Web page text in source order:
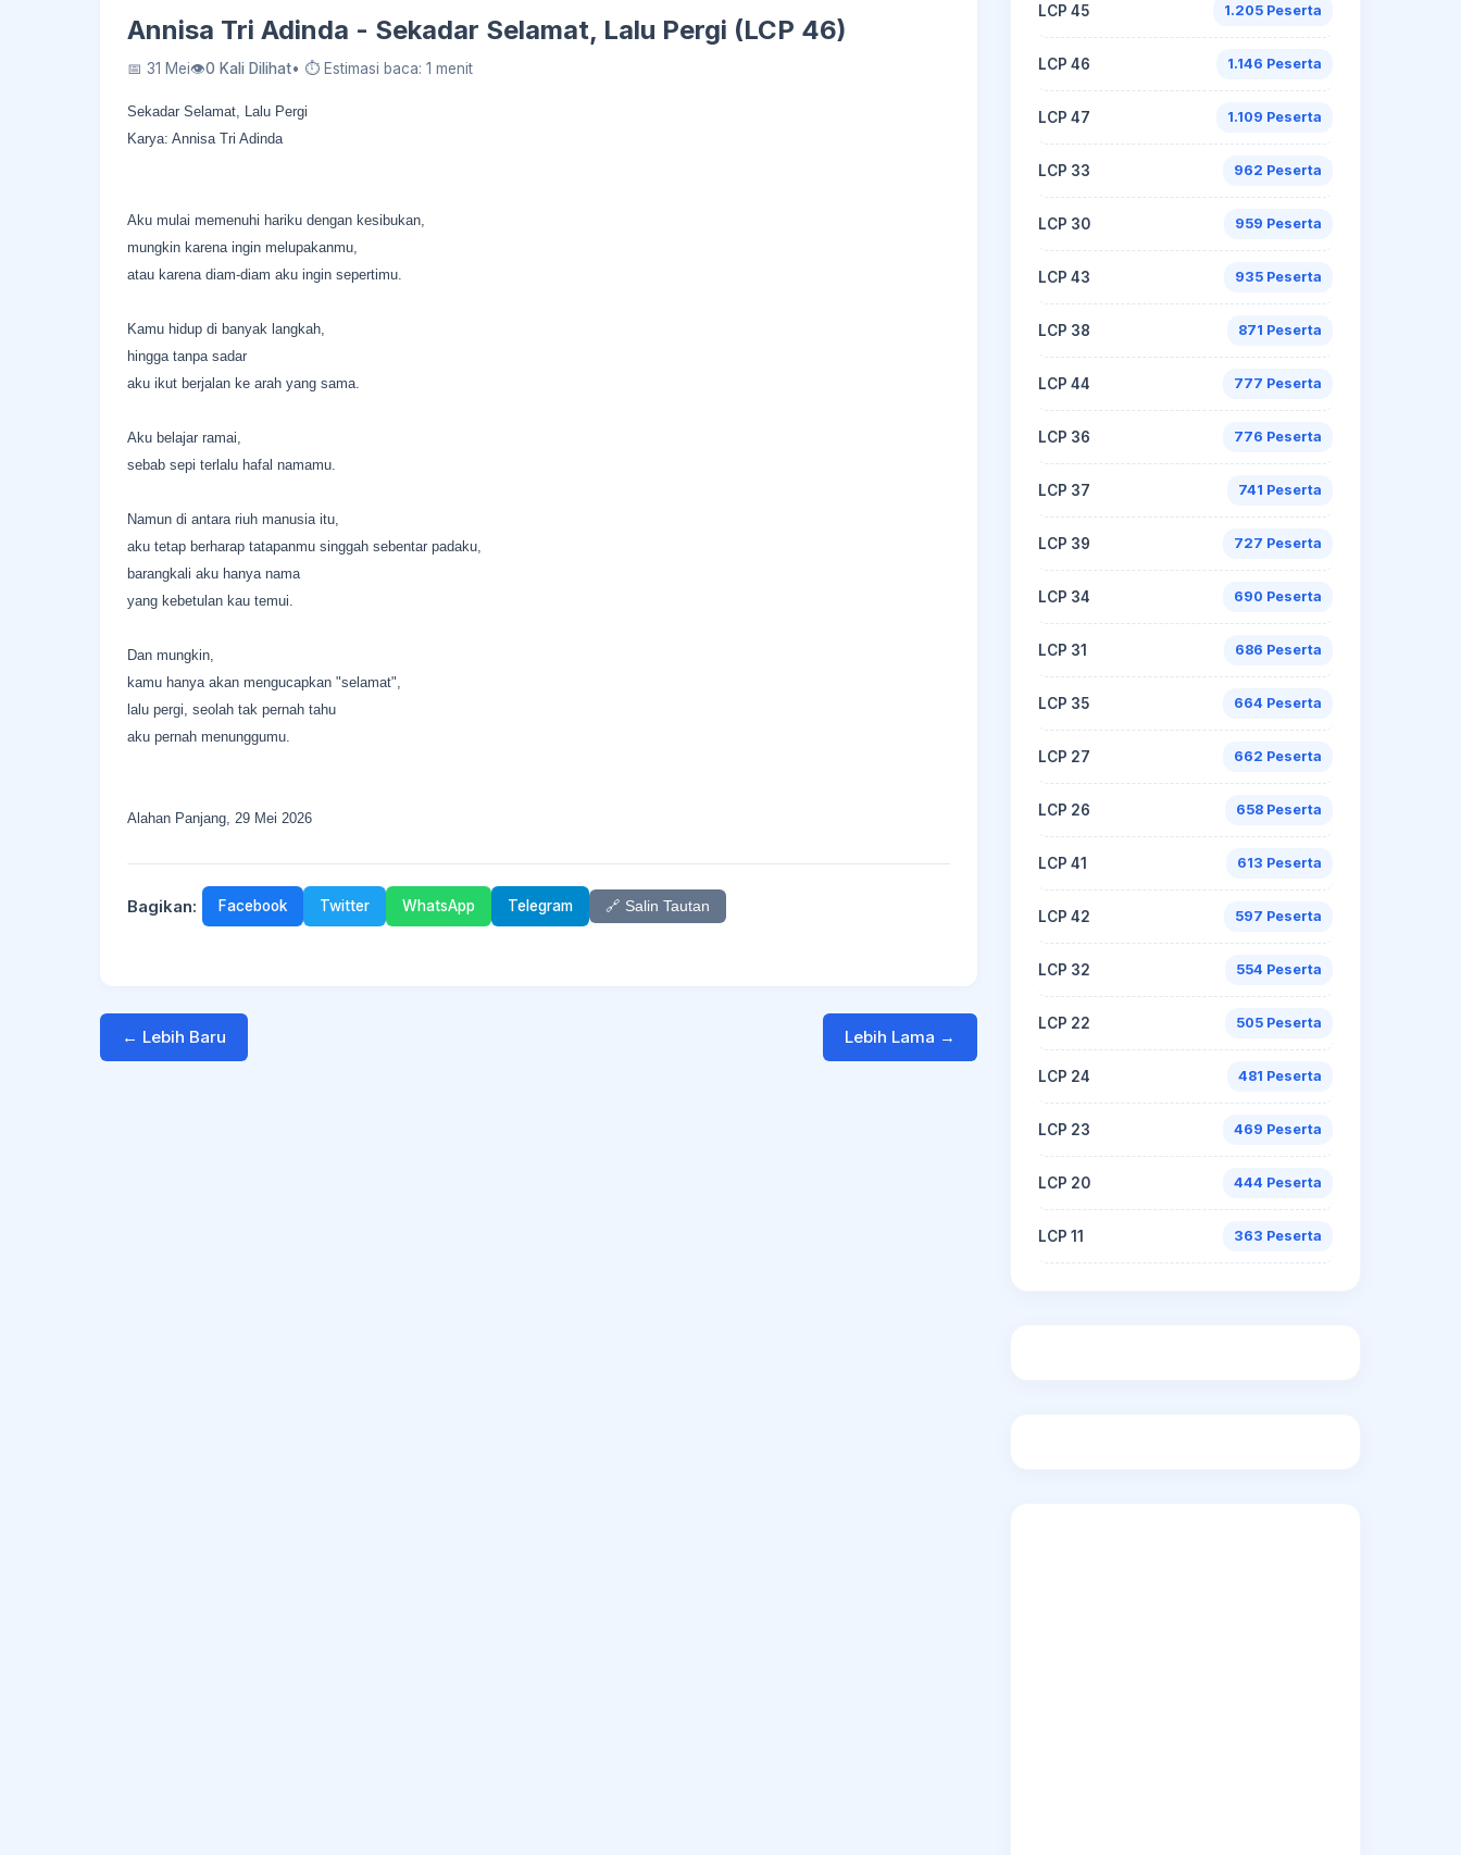
Annisa Tri Adinda - Sekadar Selamat, Lalu Pergi (LCP 46)
📅 31 Mei👁0 Kali Dilihat• ⏱ Estimasi baca: 1 menit
Sekadar Selamat, Lalu Pergi
Karya: Annisa Tri Adinda
Aku mulai memenuhi hariku dengan kesibukan,
mungkin karena ingin melupakanmu,
atau karena diam-diam aku ingin sepertimu.
Kamu hidup di banyak langkah,
hingga tanpa sadar
aku ikut berjalan ke arah yang sama.
Aku belajar ramai,
sebab sepi terlalu hafal namamu.
Namun di antara riuh manusia itu,
aku tetap berharap tatapanmu singgah sebentar padaku,
barangkali aku hanya nama
yang kebetulan kau temui.
Dan mungkin,
kamu hanya akan mengucapkan "selamat",
lalu pergi, seolah tak pernah tahu
aku pernah menunggumu.
Alahan Panjang, 29 Mei 2026
Bagikan: Facebook Twitter WhatsApp Telegram 🔗 Salin Tautan
← Lebih Baru Lebih Lama →
LCP 45 1.205 Peserta
LCP 46 1.146 Peserta
LCP 47 1.109 Peserta
LCP 33 962 Peserta
LCP 30 959 Peserta
LCP 43 935 Peserta
LCP 38 871 Peserta
LCP 44 777 Peserta
LCP 36 776 Peserta
LCP 37 741 Peserta
LCP 39 727 Peserta
LCP 34 690 Peserta
LCP 31 686 Peserta
LCP 35 664 Peserta
LCP 27 662 Peserta
LCP 26 658 Peserta
LCP 41 613 Peserta
LCP 42 597 Peserta
LCP 32 554 Peserta
LCP 22 505 Peserta
LCP 24 481 Peserta
LCP 23 469 Peserta
LCP 20 444 Peserta
LCP 11 363 Peserta